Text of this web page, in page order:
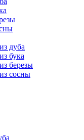
дуба
бука
березы
сосны